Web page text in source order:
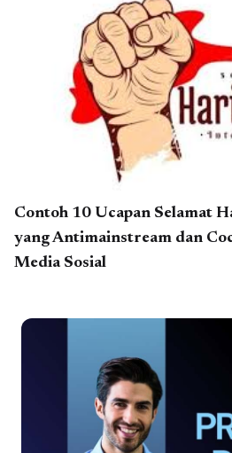
Contoh 10 Ucapan Selamat
yang Antimainstream dan
Media Sosial